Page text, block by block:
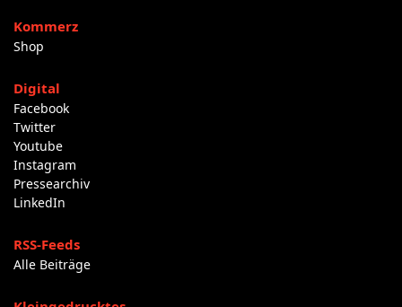
Kommerz
Shop
Digital
Facebook
Twitter
Youtube
Instagram
Pressearchiv
LinkedIn
RSS-Feeds
Alle Beiträge